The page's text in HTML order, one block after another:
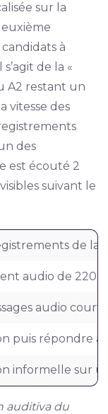
sur la
à
de la «
A2 restant un
vitesse des
des
est écouté 2
suivant le
de
audio de 220
audio
puis répondre à
informelle sur
auditiva du